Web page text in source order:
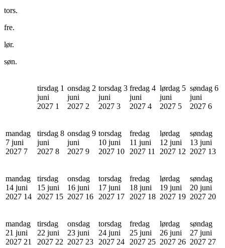
tors.
fre.
lør.
søn.
tirsdag 1
juni
2027 1
onsdag 2
juni
2027 2
torsdag 3
juni
2027 3
fredag 4
juni
2027 4
lørdag 5
juni
2027 5
søndag 6
juni
2027 6
mandag
7 juni
2027 7
tirsdag 8
juni
2027 8
onsdag 9
juni
2027 9
torsdag
10 juni
2027 10
fredag
11 juni
2027 11
lørdag
12 juni
2027 12
søndag
13 juni
2027 13
mandag
14 juni
2027 14
tirsdag
15 juni
2027 15
onsdag
16 juni
2027 16
torsdag
17 juni
2027 17
fredag
18 juni
2027 18
lørdag
19 juni
2027 19
søndag
20 juni
2027 20
mandag
21 juni
2027 21
tirsdag
22 juni
2027 22
onsdag
23 juni
2027 23
torsdag
24 juni
2027 24
fredag
25 juni
2027 25
lørdag
26 juni
2027 26
søndag
27 juni
2027 27